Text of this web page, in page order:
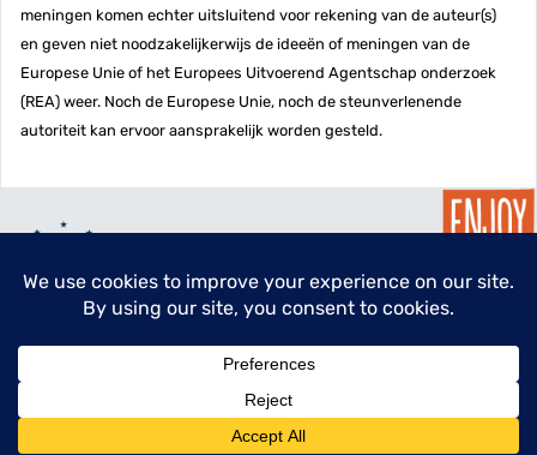
menu
meningen komen echter uitsluitend voor rekening van de auteur(s)
en geven niet noodzakelijkerwijs de ideeën of meningen van de
Europese Unie of het Europees Uitvoerend Agentschap onderzoek
(REA) weer. Noch de Europese Unie, noch de steunverlenende
autoriteit kan ervoor aansprakelijk worden gesteld.